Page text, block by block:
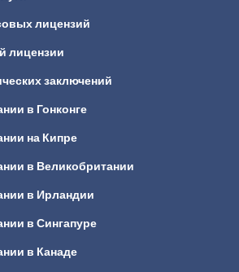
лицензий
лицензии
заключений
в Гонконге
на Кипре
в Великобритании
в Ирландии
в Сингапуре
в Канаде